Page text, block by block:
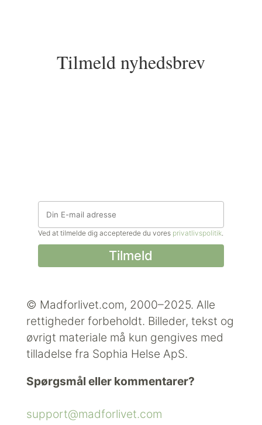
Tilmeld nyhedsbrev
Ved at tilmelde dig accepterede du vores privatlivspolitik.
© Madforlivet.com, 2000–2025. Alle
rettigheder forbeholdt. Billeder, tekst og
øvrigt materiale må kun gengives med
tilladelse fra Sophia Helse ApS.
Spørgsmål eller kommentarer?
support@madforlivet.com